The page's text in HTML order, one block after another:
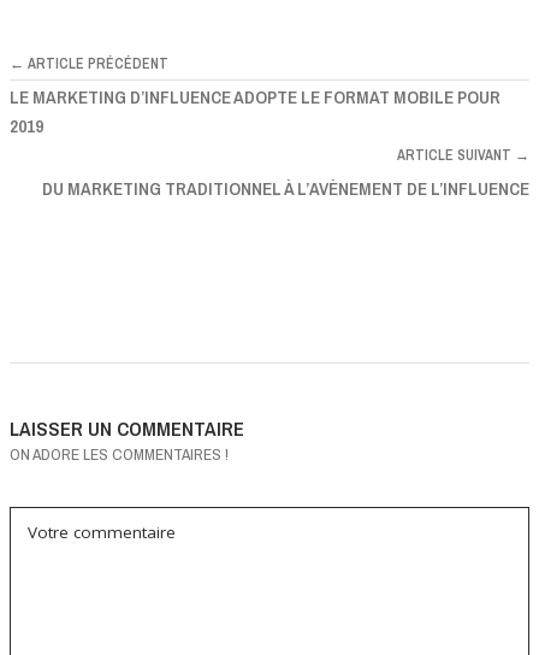
← ARTICLE PRÉCÉDENT
LE MARKETING D’INFLUENCE ADOPTE LE FORMAT MOBILE POUR
2019
ARTICLE SUIVANT →
DU MARKETING TRADITIONNEL À L’AVÈNEMENT DE L’INFLUENCE
LAISSER UN COMMENTAIRE
ON ADORE LES COMMENTAIRES !
Votre commentaire